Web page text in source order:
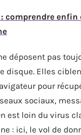
: comprendre enfin
déposent pas
disque. Elles
pour
sociaux,
est loin du virus
: ici, le vol de